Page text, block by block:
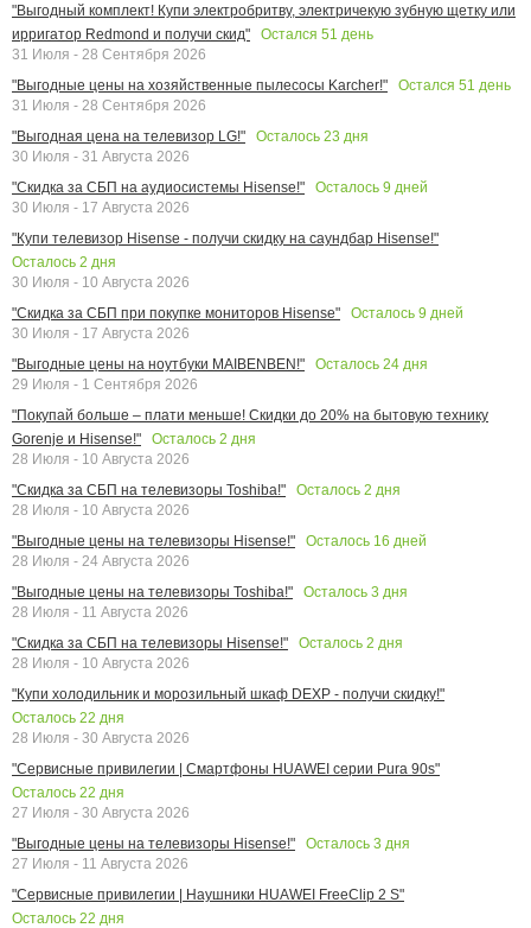
"Выгодный комплект! Купи электробритву, электричекую зубную щетку или
ирригатор Redmond и получи скид"
Остался 51 день
31 Июля - 28 Сентября 2026
"Выгодные цены на хозяйственные пылесосы Karcher!"
Остался 51 день
31 Июля - 28 Сентября 2026
"Выгодная цена на телевизор LG!"
Осталось 23 дня
30 Июля - 31 Августа 2026
"Скидка за СБП на аудиосистемы Hisense!"
Осталось 9 дней
30 Июля - 17 Августа 2026
"Купи телевизор Hisense - получи скидку на саундбар Hisense!"
Осталось 2 дня
30 Июля - 10 Августа 2026
"Скидка за СБП при покупке мониторов Hisense"
Осталось 9 дней
30 Июля - 17 Августа 2026
"Выгодные цены на ноутбуки MAIBENBEN!"
Осталось 24 дня
29 Июля - 1 Сентября 2026
"Покупай больше – плати меньше! Скидки до 20% на бытовую технику
Gorenje и Hisense!"
Осталось 2 дня
28 Июля - 10 Августа 2026
"Скидка за СБП на телевизоры Toshiba!"
Осталось 2 дня
28 Июля - 10 Августа 2026
"Выгодные цены на телевизоры Hisense!"
Осталось 16 дней
28 Июля - 24 Августа 2026
"Выгодные цены на телевизоры Toshiba!"
Осталось 3 дня
28 Июля - 11 Августа 2026
"Скидка за СБП на телевизоры Hisense!"
Осталось 2 дня
28 Июля - 10 Августа 2026
"Купи холодильник и морозильный шкаф DEXP - получи скидку!"
Осталось 22 дня
28 Июля - 30 Августа 2026
"Сервисные привилегии | Смартфоны HUAWEI серии Pura 90s"
Осталось 22 дня
27 Июля - 30 Августа 2026
"Выгодные цены на телевизоры Hisense!"
Осталось 3 дня
27 Июля - 11 Августа 2026
"Сервисные привилегии | Наушники HUAWEI FreeClip 2 S"
Осталось 22 дня